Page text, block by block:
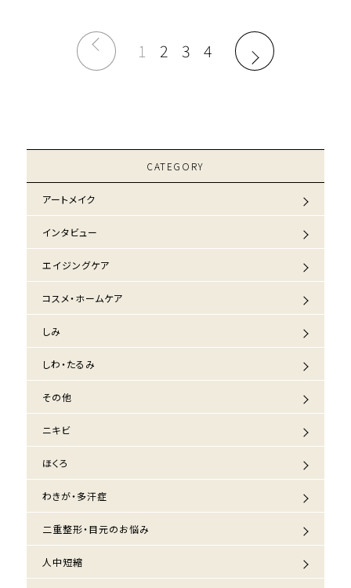
1 2 3 4
CATEGORY
アートメイク
インタビュー
エイジングケア
コスメ・ホームケア
しみ
しわ・たるみ
その他
ニキビ
ほくろ
わきが・多汗症
二重整形・目元のお悩み
人中短縮